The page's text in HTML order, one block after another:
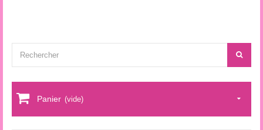
Panier (vide)